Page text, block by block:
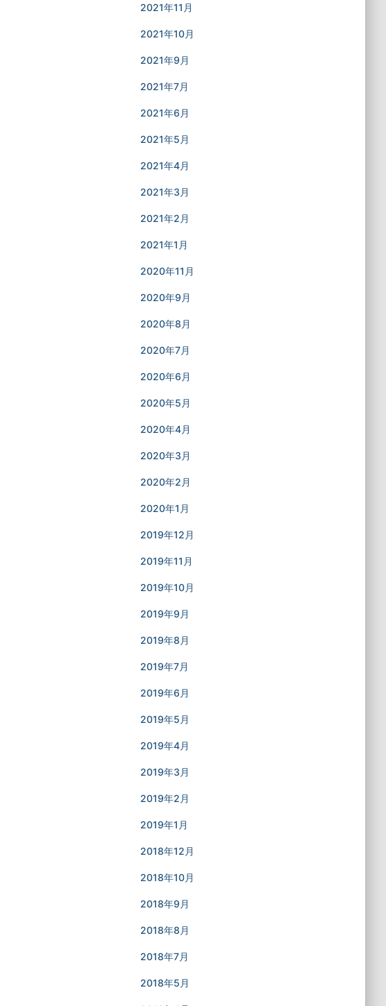
2021年11月
2021年10月
2021年9月
2021年7月
2021年6月
2021年5月
2021年4月
2021年3月
2021年2月
2021年1月
2020年11月
2020年9月
2020年8月
2020年7月
2020年6月
2020年5月
2020年4月
2020年3月
2020年2月
2020年1月
2019年12月
2019年11月
2019年10月
2019年9月
2019年8月
2019年7月
2019年6月
2019年5月
2019年4月
2019年3月
2019年2月
2019年1月
2018年12月
2018年10月
2018年9月
2018年8月
2018年7月
2018年5月